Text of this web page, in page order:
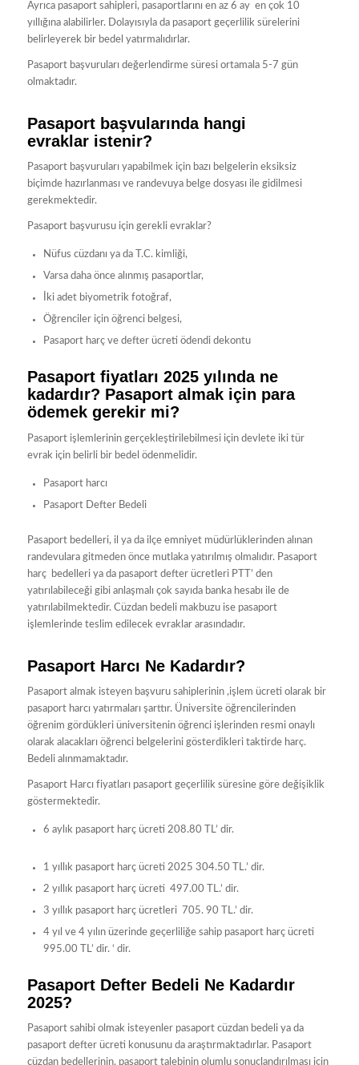
Ayrıca pasaport sahipleri, pasaportlarını en az 6 ay en çok 10
yıllığına alabilirler. Dolayısıyla da pasaport geçerlilik sürelerini
belirleyerek bir bedel yatırmalıdırlar.
Pasaport başvuruları değerlendirme süresi ortamala 5-7 gün
olmaktadır.
Pasaport başvularında hangi
evraklar istenir?
Pasaport başvuruları yapabilmek için bazı belgelerin eksiksiz
biçimde hazırlanması ve randevuya belge dosyası ile gidilmesi
gerekmektedir.
Pasaport başvurusu için gerekli evraklar?
Nüfus cüzdanı ya da T.C. kimliği,
Varsa daha önce alınmış pasaportlar,
İki adet biyometrik fotoğraf,
Öğrenciler için öğrenci belgesi,
Pasaport harç ve defter ücreti ödendi dekontu
Pasaport fiyatları 2025 yılında ne
kadardır? Pasaport almak için para
ödemek gerekir mi?
Pasaport işlemlerinin gerçekleştirilebilmesi için devlete iki tür
evrak için belirli bir bedel ödenmelidir.
Pasaport harcı
Pasaport Defter Bedeli
Pasaport bedelleri, il ya da ilçe emniyet müdürlüklerinden alınan
randevulara gitmeden önce mutlaka yatırılmış olmalıdır. Pasaport
harç bedelleri ya da pasaport defter ücretleri PTT’ den
yatırılabileceği gibi anlaşmalı çok sayıda banka hesabı ile de
yatırılabilmektedir. Cüzdan bedeli makbuzu ise pasaport
işlemlerinde teslim edilecek evraklar arasındadır.
Pasaport Harcı Ne Kadardır?
Pasaport almak isteyen başvuru sahiplerinin ,işlem ücreti olarak bir
pasaport harcı yatırmaları şarttır. Üniversite öğrencilerinden
öğrenim gördükleri üniversitenin öğrenci işlerinden resmi onaylı
olarak alacakları öğrenci belgelerini gösterdikleri taktirde harç.
Bedeli alınmamaktadır.
Pasaport Harcı fiyatları pasaport geçerlilik süresine göre değişiklik
göstermektedir.
6 aylık pasaport harç ücreti 208.80 TL’ dir.
1 yıllık pasaport harç ücreti 2025 304.50 TL.’ dir.
2 yıllık pasaport harç ücreti 497.00 TL.’ dir.
3 yıllık pasaport harç ücretleri 705. 90 TL.’ dir.
4 yıl ve 4 yılın üzerinde geçerliliğe sahip pasaport harç ücreti
995.00 TL’ dir. ‘ dir.
Pasaport Defter Bedeli Ne Kadardır
2025?
Pasaport sahibi olmak isteyenler pasaport cüzdan bedeli ya da
pasaport defter ücreti konusunu da araştırmaktadırlar. Pasaport
cüzdan bedellerinin, pasaport talebinin olumlu sonuçlandırılması için